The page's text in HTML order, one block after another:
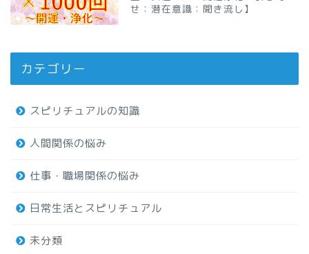
せ：潜在意識：聞き流し】
カテゴリー
スピリチュアルの知識
人間関係の悩み
仕事・職場関係の悩み
日常生活とスピリチュアル
未分類